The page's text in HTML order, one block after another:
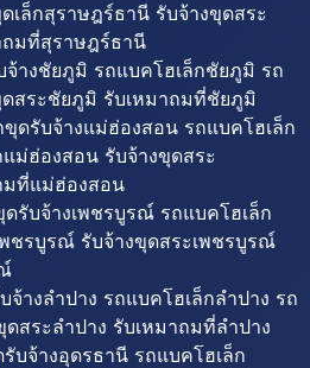
เล็กสุราษฎร์ธานี รับจ้างขุดสระ
มที่สุราษฎร์ธานี
างชัยภูมิ รถแบคโฮเล็กชัยภูมิ รถ
สระชัยภูมิ รับเหมาถมที่ชัยภูมิ
ดรับจ้างแม่ฮ่องสอน รถแบคโฮเล็ก
ม่ฮ่องสอน รับจ้างขุดสระ
มที่แม่ฮ่องสอน
รับจ้างเพชรบูรณ์ รถแบคโฮเล็ก
ชรบูรณ์ รับจ้างขุดสระเพชรบูรณ์
จ้างลำปาง รถแบคโฮเล็กลำปาง รถ
ดสระลำปาง รับเหมาถมที่ลำปาง
บจ้างอุดรธานี รถแบคโฮเล็ก